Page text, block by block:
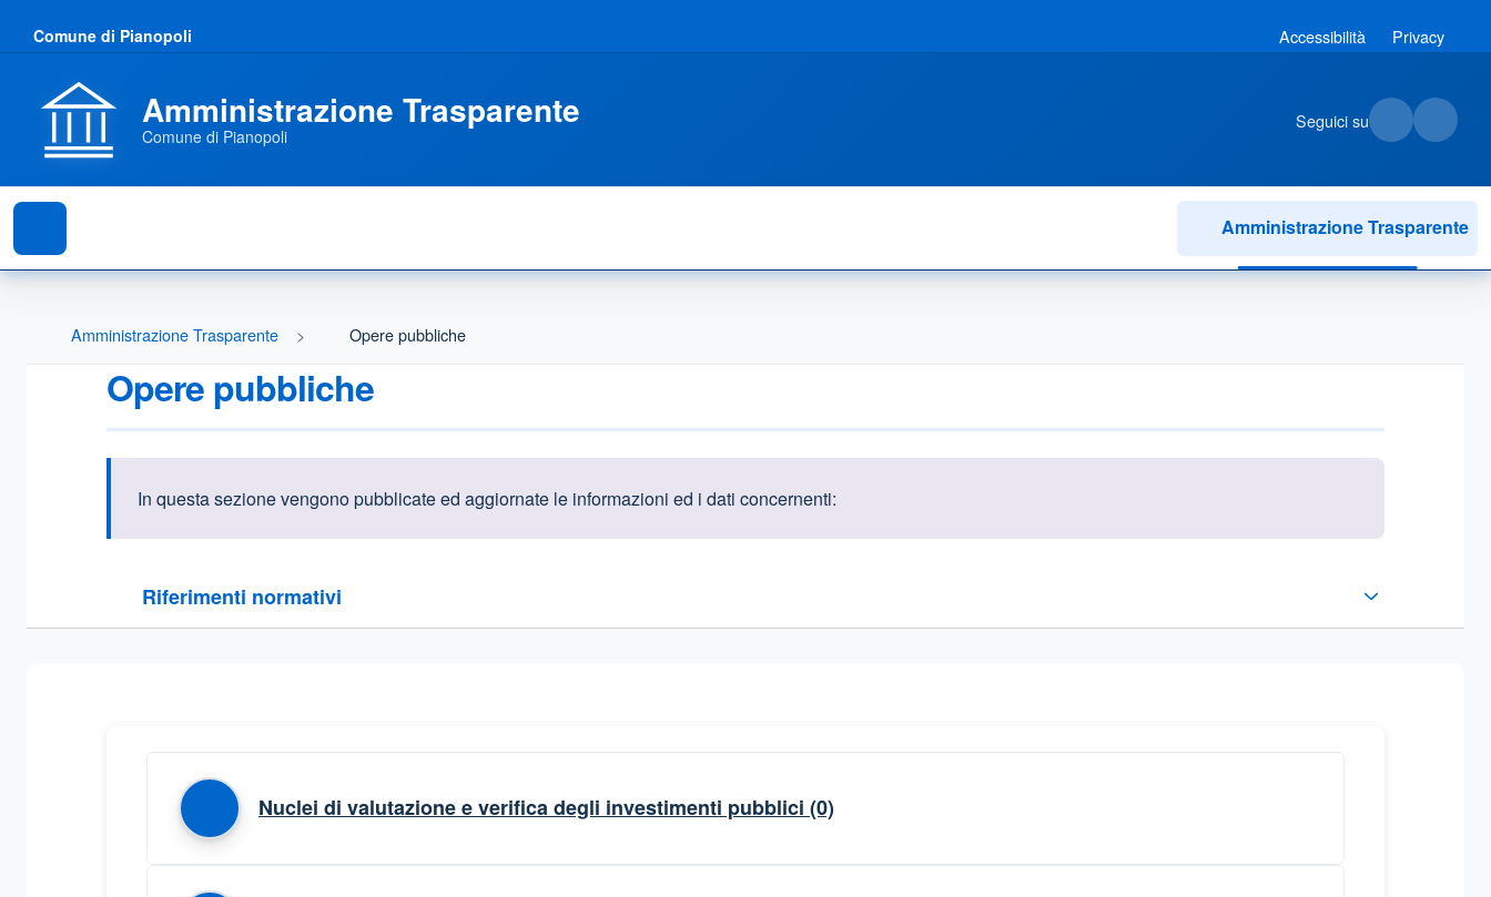
Comune di Pianopoli Accessibilità Privacy
Amministrazione Trasparente
Comune di Pianopoli
Seguici su
Amministrazione Trasparente
Amministrazione Trasparente Opere pubbliche
Opere pubbliche
Informazioni introduttive
In questa sezione vengono pubblicate ed aggiornate le informazioni ed i dati concernenti:
Riferimenti normativi
Sezione compressa
Nuclei di valutazione e verifica degli investimenti pubblici (0)